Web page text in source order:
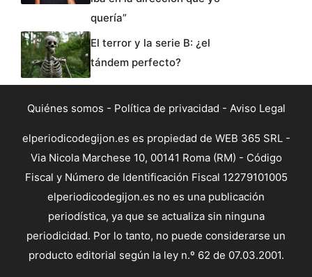
quería”
El terror y la serie B: ¿el
tándem perfecto?
Quiénes somos - Política de privacidad - Aviso Legal
elperiodicodegijon.es es propiedad de WEB 365 SRL -
Via Nicola Marchese 10, 00141 Roma (RM) - Código
Fiscal y Número de Identificación Fiscal 12279101005
elperiodicodegijon.es no es una publicación
periodística, ya que se actualiza sin ninguna
periodicidad. Por lo tanto, no puede considerarse un
producto editorial según la ley n.º 62 de 07.03.2001.